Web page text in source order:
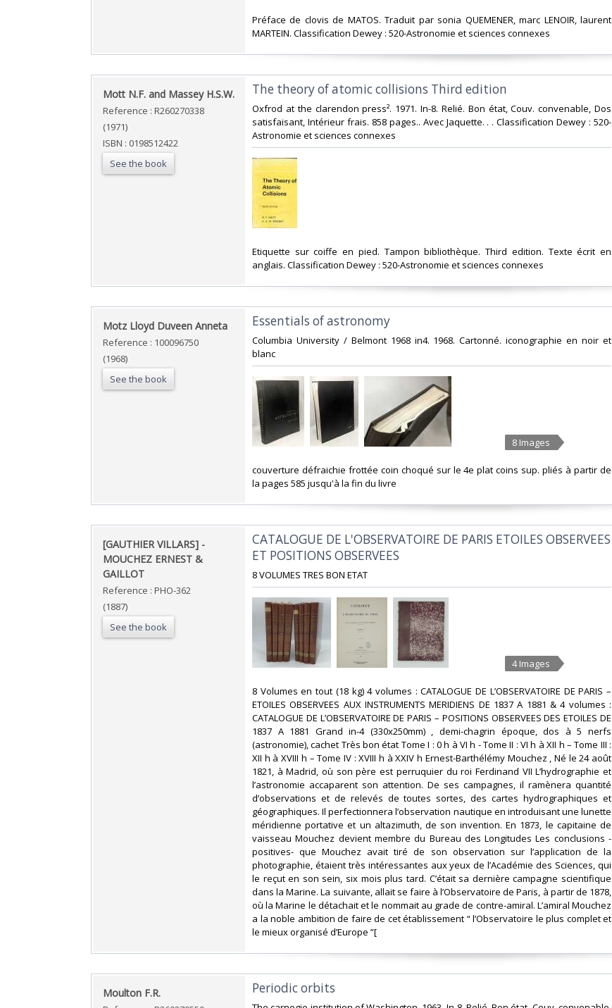
‎Préface de clovis de MATOS. Traduit par sonia QUEMENER, marc LENOIR, laurent
MARTEIN. Classification Dewey : 520-Astronomie et sciences connexes‎
‎Mott N.F. and Massey H.S.W.‎
Reference : R260270338
(1971)
ISBN : 0198512422
See the book
‎The theory of atomic collisions Third edition‎
‎Oxfrod at the clarendon press². 1971. In-8. Relié. Bon état, Couv. convenable, Dos
satisfaisant, Intérieur frais. 858 pages.. Avec Jaquette. . . Classification Dewey : 520-
Astronomie et sciences connexes‎
‎Etiquette sur coiffe en pied. Tampon bibliothèque. Third edition. Texte écrit en
anglais. Classification Dewey : 520-Astronomie et sciences connexes‎
‎Motz Lloyd Duveen Anneta‎
Reference : 100096750
(1968)
See the book
‎Essentials of astronomy‎
‎Columbia University / Belmont 1968 in4. 1968. Cartonné. iconographie en noir et
blanc‎
8 Images
‎couverture défraichie frottée coin choqué sur le 4e plat coins sup. pliés à partir de
la pages 585 jusqu'à la fin du livre‎
‎[GAUTHIER VILLARS] - ‎
‎MOUCHEZ ERNEST &
GAILLOT ‎
Reference : PHO-362
(1887)
See the book
‎CATALOGUE DE L'OBSERVATOIRE DE PARIS ETOILES OBSERVEES
ET POSITIONS OBSERVEES‎
‎8 VOLUMES TRES BON ETAT‎
4 Images
‎8 Volumes en tout (18 kg) 4 volumes : CATALOGUE DE L’OBSERVATOIRE DE PARIS –
ETOILES OBSERVEES AUX INSTRUMENTS MERIDIENS DE 1837 A 1881 & 4 volumes :
CATALOGUE DE L’OBSERVATOIRE DE PARIS – POSITIONS OBSERVEES DES ETOILES DE
1837 A 1881 Grand in-4 (330x250mm) , demi-chagrin époque, dos à 5 nerfs
(astronomie), cachet Très bon état Tome I : 0 h à VI h - Tome II : VI h à XII h – Tome III :
XII h à XVIII h – Tome IV : XVIII h à XXIV h Ernest-Barthélémy Mouchez , Né le 24 août
1821, à Madrid, où son père est perruquier du roi Ferdinand VII L’hydrographie et
l’astronomie accaparent son attention. De ses campagnes, il ramènera quantité
d’observations et de relevés de toutes sortes, des cartes hydrographiques et
géographiques. Il perfectionnera l’observation nautique en introduisant une lunette
méridienne portative et un altazimuth, de son invention. En 1873, le capitaine de
vaisseau Mouchez devient membre du Bureau des Longitudes Les conclusions -
positives- que Mouchez avait tiré de son observation sur l’application de la
photographie, étaient très intéressantes aux yeux de l’Académie des Sciences, qui
le reçut en son sein, six mois plus tard. C’était sa dernière campagne scientifique
dans la Marine. La suivante, allait se faire à l’Observatoire de Paris, à partir de 1878,
où la Marine le détachait et le nommait au grade de contre-amiral. L’amiral Mouchez
a la noble ambition de faire de cet établissement “ l’Observatoire le plus complet et
le mieux organisé d’Europe ”[ ‎
‎Moulton F.R.‎ ‎Periodic orbits‎